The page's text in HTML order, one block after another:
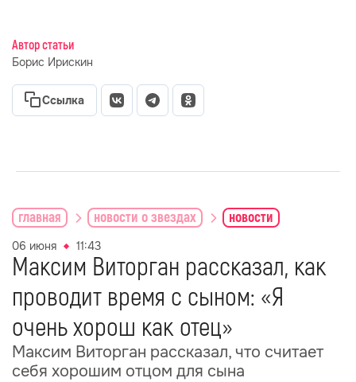
Автор статьи
Борис Ирискин
Ссылка
главная новости о звездах новости
06 июня 11:43
Максим Виторган рассказал, как
проводит время с сыном: «Я
очень хорош как отец»
Максим Виторган рассказал, что считает
себя хорошим отцом для сына